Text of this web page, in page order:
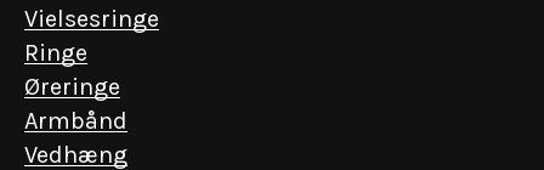
Vielsesringe
Ringe
Øreringe
Armbånd
Vedhæng